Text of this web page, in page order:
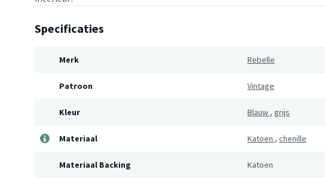
Specificaties
Merk Rebelle
Patroon Vintage
Kleur Blauw , grijs
Materiaal Katoen , chenille
Materiaal Backing Katoen